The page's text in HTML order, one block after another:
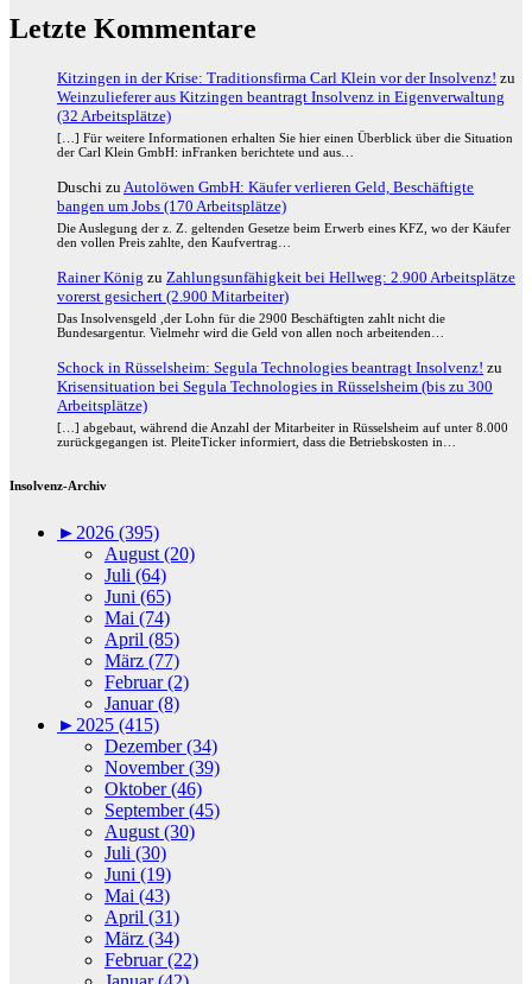
Letzte Kommentare
Kitzingen in der Krise: Traditionsfirma Carl Klein vor der Insolvenz! zu
Weinzulieferer aus Kitzingen beantragt Insolvenz in Eigenverwaltung
(32 Arbeitsplätze)
[…] Für weitere Informationen erhalten Sie hier einen Überblick über die Situation
der Carl Klein GmbH: inFranken berichtete und aus…
Duschi zuAutolöwen GmbH: Käufer verlieren Geld, Beschäftigte
bangen um Jobs (170 Arbeitsplätze)
Die Auslegung der z. Z. geltenden Gesetze beim Erwerb eines KFZ, wo der Käufer
den vollen Preis zahlte, den Kaufvertrag…
Rainer König zu Zahlungsunfähigkeit bei Hellweg: 2.900 Arbeitsplätze
vorerst gesichert (2.900 Mitarbeiter)
Das Insolvensgeld ,der Lohn für die 2900 Beschäftigten zahlt nicht die
Bundesargentur. Vielmehr wird die Geld von allen noch arbeitenden…
Schock in Rüsselsheim: Segula Technologies beantragt Insolvenz! zu
Krisensituation bei Segula Technologies in Rüsselsheim (bis zu 300
Arbeitsplätze)
[…] abgebaut, während die Anzahl der Mitarbeiter in Rüsselsheim auf unter 8.000
zurückgegangen ist. PleiteTicker informiert, dass die Betriebskosten in…
Insolvenz-Archiv
► 2026 (395)
August (20)
Juli (64)
Juni (65)
Mai (74)
April (85)
März (77)
Februar (2)
Januar (8)
► 2025 (415)
Dezember (34)
November (39)
Oktober (46)
September (45)
August (30)
Juli (30)
Juni (19)
Mai (43)
April (31)
März (34)
Februar (22)